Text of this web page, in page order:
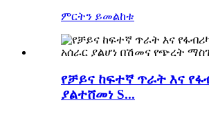
ምርትን ይመልከቱ
የቻይና ከፍተኛ ጥራት እና
ያልተሸመነ S...